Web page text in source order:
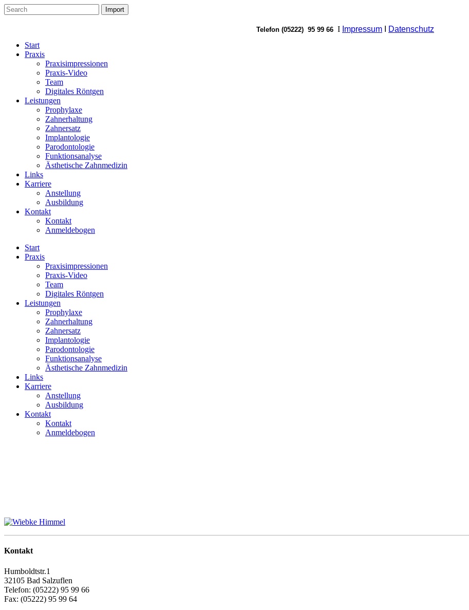
Telefon (05222) 95 99 66 I Impressum
Datenschutz
Start
Praxis
Praxisimpressionen
Praxis-Video
Team
Digitales Röntgen
Leistungen
Prophylaxe
Zahnerhaltung
Zahnersatz
Implantologie
Parodontologie
Funktionsanalyse
Ästhetische Zahnmedizin
Links
Karriere
Anstellung
Ausbildung
Kontakt
Kontakt
Anmeldebogen
Start
Praxis
Praxisimpressionen
Praxis-Video
Team
Digitales Röntgen
Leistungen
Prophylaxe
Zahnerhaltung
Zahnersatz
Implantologie
Parodontologie
Funktionsanalyse
Ästhetische Zahnmedizin
Links
Karriere
Anstellung
Ausbildung
Kontakt
Kontakt
Anmeldebogen
Kontakt
Humboldtstr.1
32105 Bad Salzuflen
Telefon: (05222) 95 99 66
Fax: (05222) 95 99 64